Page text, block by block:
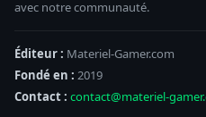
avec notre communauté.
Éditeur : Materiel-Gamer.com
Fondé en : 2019
Contact : contact@materiel-